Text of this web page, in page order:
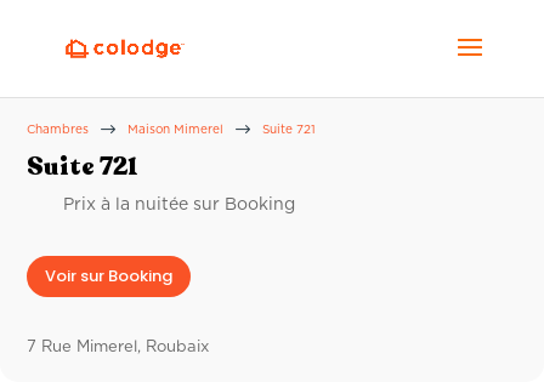
Chambres $ Maison Mimerel $ Suite 721
Suite 721
Prix à la nuitée sur Booking
Voir sur Booking
7 Rue Mimerel, Roubaix